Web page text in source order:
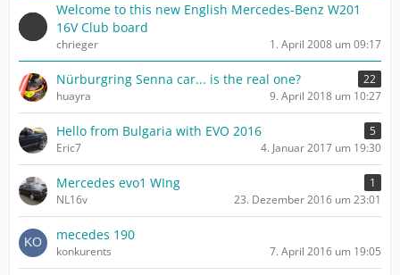
Welcome to this new English Mercedes-Benz W201
16V Club board
chrieger 1. April 2008 um 09:17
Nürburgring Senna car... is the real one?
22
huayra
9. April 2018 um 10:27
Hello from Bulgaria with EVO 2016
5
Eric7
4. Januar 2017 um 19:30
Mercedes evo1 WIng
1
NL16v
23. Dezember 2016 um 23:01
mecedes 190
konkurents 7. April 2016 um 19:05